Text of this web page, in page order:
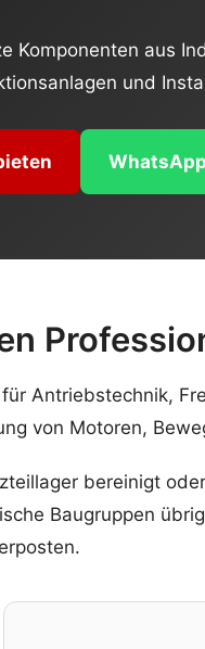
Komponenten aus
und
Antriebstechnik,
von Motoren,
bereinigt
Baugruppen